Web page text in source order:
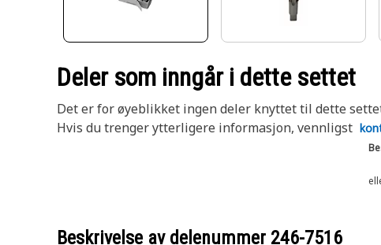
Deler som inngår i dette settet
Det er for øyeblikket ingen deler knyttet til dette
Hvis du trenger ytterligere informasjon, vennligst
Beskrivelse av delenummer 246-7516